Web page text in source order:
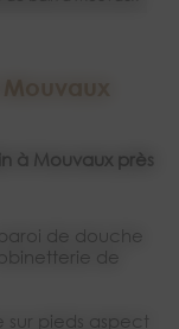
à Mouvaux près
de